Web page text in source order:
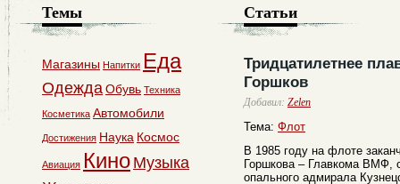
Статьи
Тридцатилетнее
Горшков
Добавил: Zelen
Тема: Флот
В 1985 году на флоте
Горшкова – Главкома ВМФ,
опального адмирала
Темы
Магазины Напитки Еда
ОдеждаОбувь Техника
Косметика Автомобили
Достижения Наука Космос
Авиация Кино Музыка